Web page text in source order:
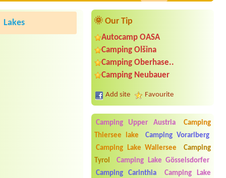
🌞 Our Tip
Autocamp OASA
Camping Olšina
Camping Oberhase..
Camping Neubauer
Add site Favourite
Camping Upper Austria
Camping
Thiersee lake
Camping Vorarlberg
Camping Lake Wallersee
Camping
Tyrol
Camping Lake Gösselsdorfer
Camping Carinthia
Camping Lake
Lakes